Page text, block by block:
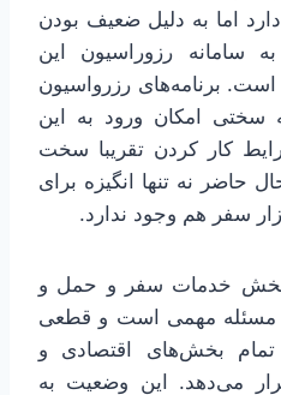
اما به دلیل ضعیف بودن
سامانه رزوراسیون این
است. برنامه‌های رزرواسیون
امکان ورود به این
کار کردن تقریبا سخت
حاضر نه تنها انگیزه برای
سفر هم وجود ندارد.
بخش خدمات سفر و حمل و
مسئله مهمی است و قطعی
بخش‌های اقتصادی و
می‌دهد. این وضعیت به